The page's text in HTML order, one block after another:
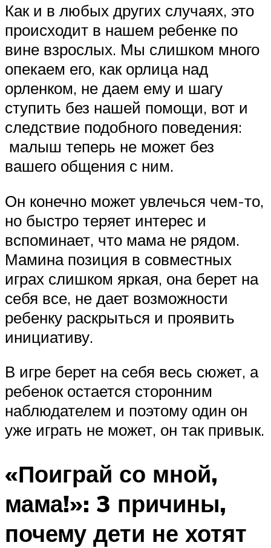
Как и в любых других случаях, это
происходит в нашем ребенке по
вине взрослых. Мы слишком много
опекаем его, как орлица над
орленком, не даем ему и шагу
ступить без нашей помощи, вот и
следствие подобного поведения:
малыш теперь не может без
вашего общения с ним.
Он конечно может увлечься чем-то,
но быстро теряет интерес и
вспоминает, что мама не рядом.
Мамина позиция в совместных
играх слишком яркая, она берет на
себя все, не дает возможности
ребенку раскрыться и проявить
инициативу.
В игре берет на себя весь сюжет, а
ребенок остается сторонним
наблюдателем и поэтому один он
уже играть не может, он так привык.
«Поиграй со мной,
мама!»: 3 причины,
почему дети не хотят